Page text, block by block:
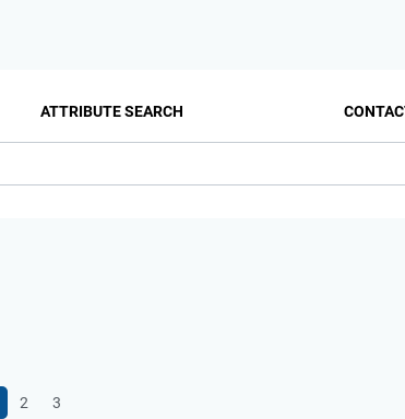
ATTRIBUTE SEARCH
2 3